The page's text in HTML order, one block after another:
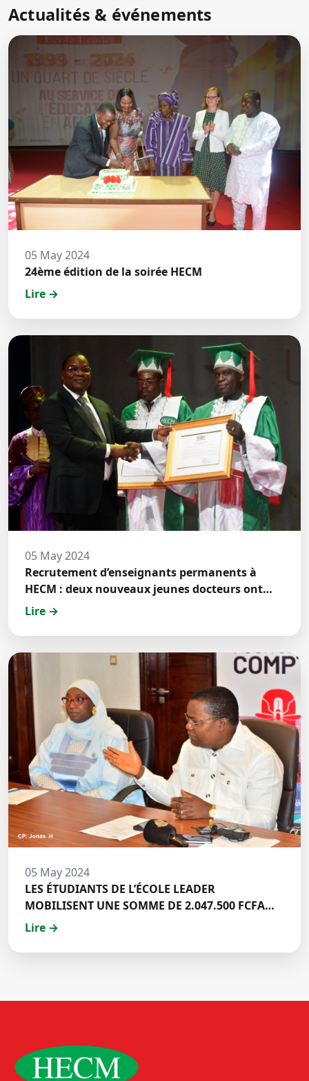
Actualités & événements
05 May 2024
24ème édition de la soirée HECM
Lire →
05 May 2024
Recrutement d’enseignants permanents à
HECM : deux nouveaux jeunes docteurs ont
prêté́ serment
Lire →
05 May 2024
LES ÉTUDIANTS DE L’ÉCOLE LEADER
MOBILISENT UNE SOMME DE 2.047.500 FCFA
POUR LE FONDS ZÉRO PALU:DISCOURS DE M.
DE HECM
Lire →